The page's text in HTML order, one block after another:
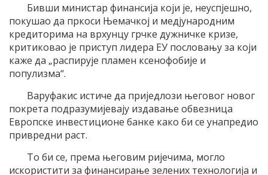
Бивши министар финансија који је, неуспјешно,
покушао да пркоси Њемачкој и медјународним
кредиторима на врхунцу грчке дужничке кризе,
критиковао је приступ лидера ЕУ пословању за који
каже да „распирује пламен ксенофобије и
популизма“.
Варуфакис истиче да приједлози његовог новог
покрета подразумијевају издавање обвезница
Европске инвестиционе банке како би се унапредио
привредни раст.
То би се, према његовим ријечима, могло
искористити за финансирање зелених технологија и